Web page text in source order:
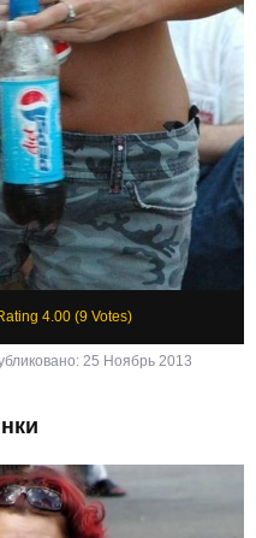
4.00 (9 Votes)
25 Ноябрь 2013